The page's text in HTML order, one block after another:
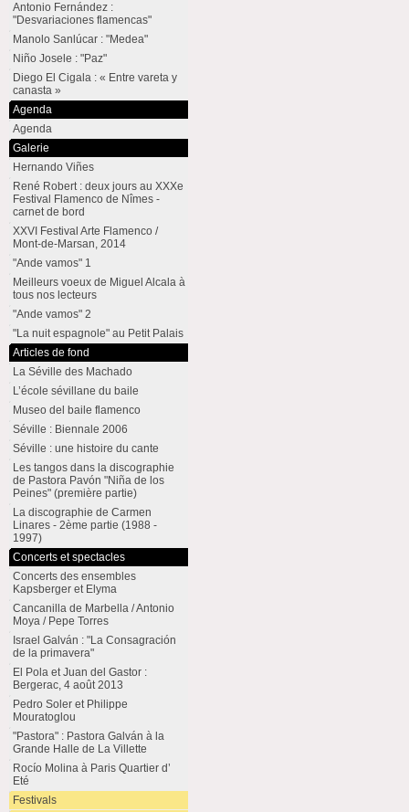
Antonio Fernández :
"Desvariaciones flamencas"
Manolo Sanlúcar : "Medea"
Niño Josele : "Paz"
Diego El Cigala : « Entre vareta y
canasta »
Agenda
Agenda
Galerie
Hernando Viñes
René Robert : deux jours au XXXe
Festival Flamenco de Nîmes -
carnet de bord
XXVI Festival Arte Flamenco /
Mont-de-Marsan, 2014
"Ande vamos" 1
Meilleurs voeux de Miguel Alcala à
tous nos lecteurs
"Ande vamos" 2
"La nuit espagnole" au Petit Palais
Articles de fond
La Séville des Machado
L’école sévillane du baile
Museo del baile flamenco
Séville : Biennale 2006
Séville : une histoire du cante
Les tangos dans la discographie
de Pastora Pavón "Niña de los
Peines" (première partie)
La discographie de Carmen
Linares - 2ème partie (1988 -
1997)
Concerts et spectacles
Concerts des ensembles
Kapsberger et Elyma
Cancanilla de Marbella / Antonio
Moya / Pepe Torres
Israel Galván : "La Consagración
de la primavera"
El Pola et Juan del Gastor :
Bergerac, 4 août 2013
Pedro Soler et Philippe
Mouratoglou
"Pastora" : Pastora Galván à la
Grande Halle de La Villette
Rocío Molina à Paris Quartier d’
Eté
Festivals